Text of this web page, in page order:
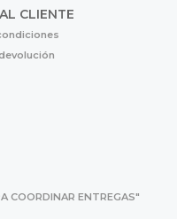
CLIENTE
COORDINAR ENTREGAS"